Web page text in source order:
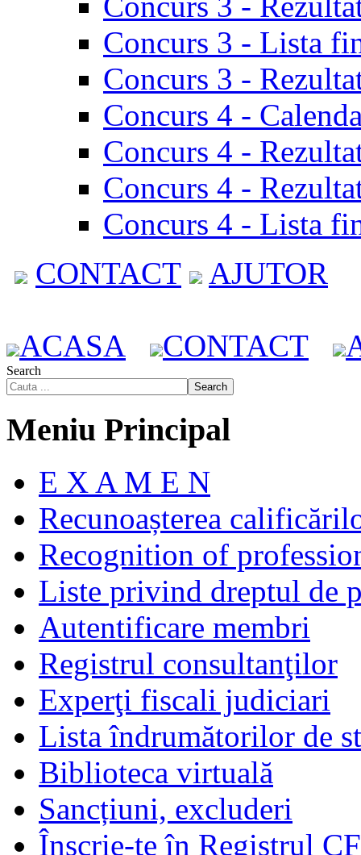
Concurs 3 - Lista
Concurs 3 -
Concurs 4 -
Concurs 4 -
Concurs 4 -
Concurs 4 - Lista
CONTACT
AJUTOR
ACASA CONTACT
Search
Search
Meniu Principal
E X A M E N
Recunoașterea
Recognition of
Liste privind dreptul de
Autentificare membri
Registrul consultanţilor
Experţi fiscali judiciari
Lista îndrumătorilor de
Biblioteca virtuală
Sancțiuni, excluderi
Înscrie-te în Registrul